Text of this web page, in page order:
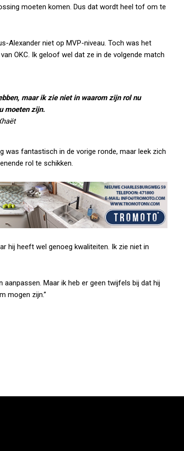
moeten komen. Dus dat wordt heel tof om te
Alexander niet op MVP-niveau. Toch was het
OKC. Ik geloof wel dat ze in de volgende match
maar ik zie niet in waarom zijn rol nu
moeten zijn.
was fantastisch in de vorige ronde, maar leek zich
rol te schikken.
hij heeft wel genoeg kwaliteiten. Ik zie niet in
Maar ik heb er geen twijfels bij dat hij
mogen zijn.”